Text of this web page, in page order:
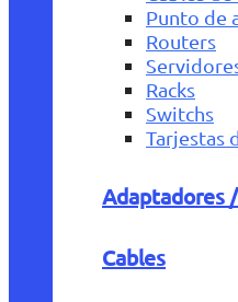
Punto de
Routers
Racks
Switchs
Tarjestas
Adaptadores
Cables